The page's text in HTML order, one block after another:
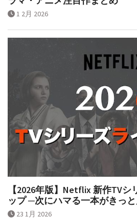
1 2月 2026
【2026年版】Netflix 新作TV
ップ ─次にハマる一本がきっ
23 1月 2026